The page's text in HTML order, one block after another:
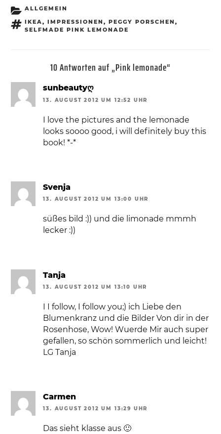
KATEGORIEN
ALLGEMEIN
SCHLAGWÖRTER
IKEA, IMPRESSIONEN , PEGGY PORSCHEN ,
SELFMADE PINK LEMONADE
10 Antworten auf „Pink lemonade“
sunbeautyღ
13. AUGUST 2012 UM 12:52 UHR
I love the pictures and the lemonade
looks soooo good, i will definitely buy this
book! *-*
Svenja
13. AUGUST 2012 UM 13:00 UHR
süßes bild :)) und die limonade mmmh
lecker :))
Tanja
13. AUGUST 2012 UM 13:10 UHR
I I follow, I follow you;) ich Liebe den
Blumenkranz und die Bilder Von dir in der
Rosenhose, Wow! Wuerde Mir auch super
gefallen, so schön sommerlich und leicht!
LG Tanja
Carmen
13. AUGUST 2012 UM 13:29 UHR
Das sieht klasse aus 🙂